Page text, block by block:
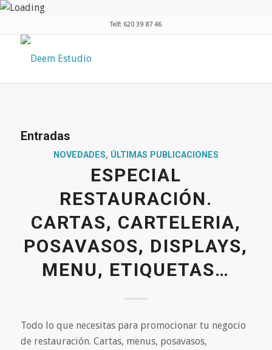
Telf: 620 39 87 46
Entradas
NOVEDADES, ÚLTIMAS PUBLICACIONES
ESPECIAL
RESTAURACIÓN.
CARTAS, CARTELERIA,
POSAVASOS, DISPLAYS,
MENU, ETIQUETAS…
Todo lo que necesitas para promocionar tu negocio
de restauración. Cartas, menus, posavasos,